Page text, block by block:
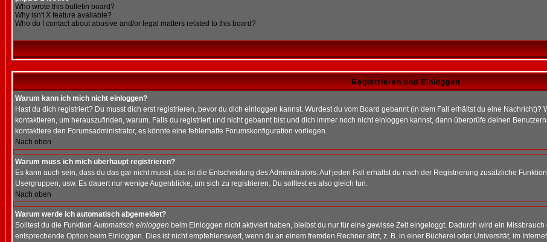
Who wrote this bulletin board?
Why isn't X feature available?
Who do I contact about abusive and/or legal matters related to this board?
Registrieren und Einloggen
Warum kann ich mich nicht einloggen?
Hast du dich registriert? Du musst dich erst registrieren, bevor du dich einloggen kannst. Wurdest du vom Board gebannt (in dem Fall erhältst du eine
kontaktieren, um herauszufinden, warum. Falls du registriert und nicht gebannt bist und dich immer noch nicht einloggen kannst, dann überprüfe deinen
kontaktiere den Forumsadministrator, es könnte eine fehlerhafte Forumskonfiguration vorliegen.
Nach oben
Warum muss ich mich überhaupt registrieren?
Es kann auch sein, dass du das gar nicht musst, das ist die Entscheidung des Administrators. Auf jeden Fall erhältst du nach der Registrierung zusätzliche
Usergruppen, usw. Es dauert nur wenige Augenblicke, um sich zu registrieren. Du solltest es also gleich tun.
Nach oben
Warum werde ich automatisch abgemeldet?
Solltest du die FunktionAutomatisch einloggen beim Einloggen nicht aktiviert haben, bleibst du nur für eine gewisse Zeit eingeloggt. Dadurch wird ein
entsprechende Option beim Einloggen. Dies ist nicht empfehlenswert, wenn du an einem fremden Rechner sitzt, z. B. in einer Bücherei oder Universität, im